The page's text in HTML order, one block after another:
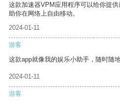
这款加速器VPM应用程序可以给你提
助你在网络上自由移动。
2024-01-11
游客
这款app就像我的娱乐小助手，随时随
2024-01-11
游客